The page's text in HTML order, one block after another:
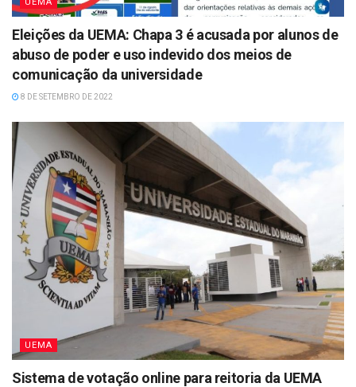
Eleições da UEMA: Chapa 3 é acusada por alunos de
abuso de poder e uso indevido dos meios de
comunicação da universidade
8 DE SETEMBRO DE 2022
UEMA
Sistema de votação online para reitoria da UEMA